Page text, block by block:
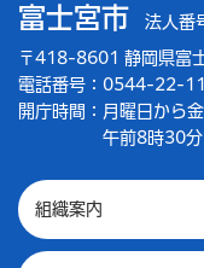
富士宮市 法人番
〒418-8601 静岡県富
電話番号：0544-22-
開庁時間： 月曜日から
午前8時30
組織案内